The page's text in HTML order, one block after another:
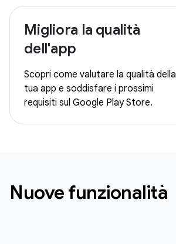
Migliora la qualità
dell'app
Scopri come valutare la qualità della
tua app e soddisfare i prossimi
requisiti sul Google Play Store.
Nuove funzionalità